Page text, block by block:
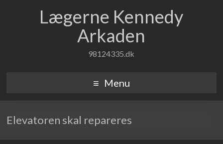
Lægerne Kennedy
Arkaden
98124335.dk
Menu
Elevatoren skal repareres